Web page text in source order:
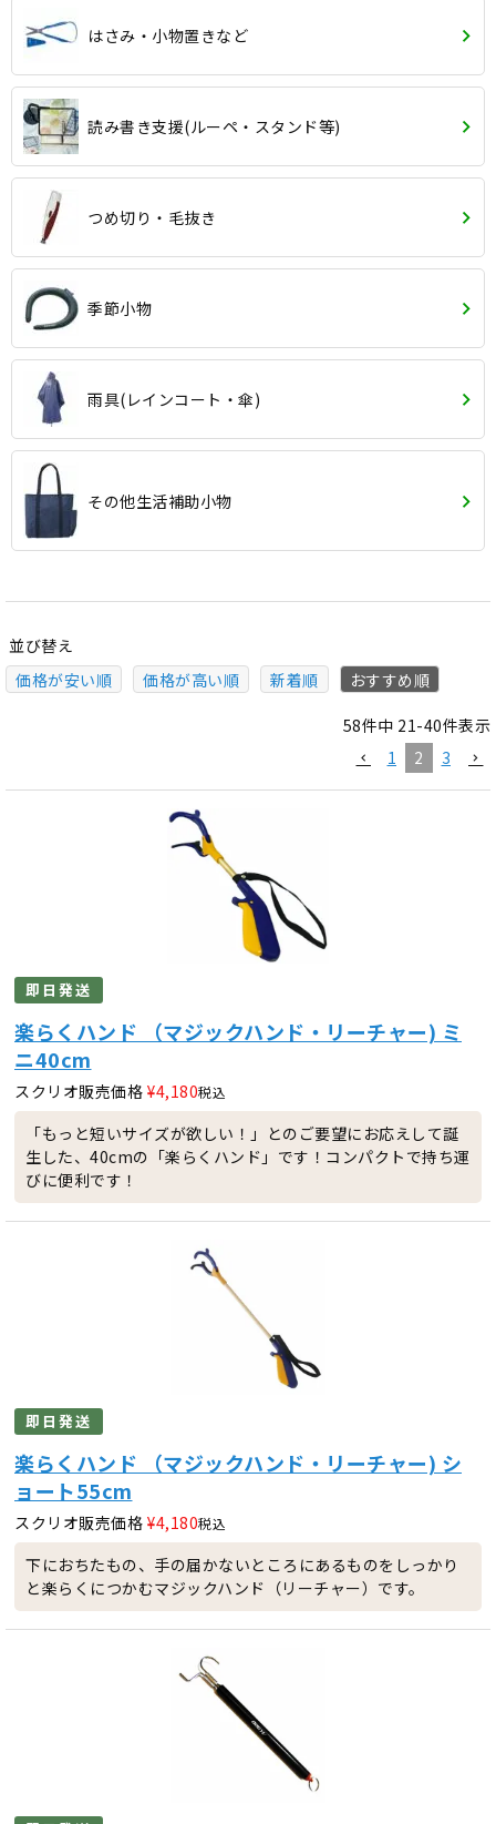
はさみ・小物置きなど
読み書き支援(ルーペ・スタンド等)
つめ切り・毛抜き
季節小物
雨具(レインコート・傘)
その他生活補助小物
並び替え
価格が安い順
価格が高い順 新着順 おすすめ順
58件中 21-40件表示
1
2 3
即日発送
楽らくハンド （マジックハンド・リーチャー) ミ
ニ40cm
スクリオ販売価格 ¥4,180税込
「もっと短いサイズが欲しい！」とのご要望にお応えして誕
生した、40cmの「楽らくハンド」です！コンパクトで持ち運
びに便利です！
即日発送
楽らくハンド （マジックハンド・リーチャー) シ
ョート55cm
スクリオ販売価格 ¥4,180税込
下におちたもの、手の届かないところにあるものをしっかり
と楽らくにつかむマジックハンド（リーチャー）です。